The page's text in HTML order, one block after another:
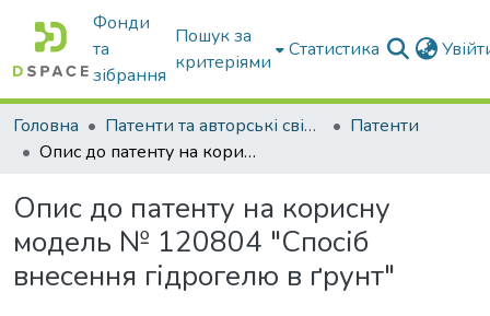
Фонди
та
зібрання
Пошук за
критеріями
Статистика
Головна Патенти та авторські свідоцтва
Патенти
Опис до патенту на корисну модель № 120804 "Спосіб внесення гідрогелю в ґрунт"
Опис до патенту на корисну
модель № 120804 "Спосіб
внесення гідрогелю в ґрунт"